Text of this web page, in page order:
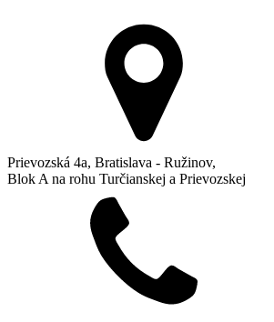
Prievozská 4a, Bratislava - Ružinov,
Blok A na rohu Turčianskej a Prievozskej